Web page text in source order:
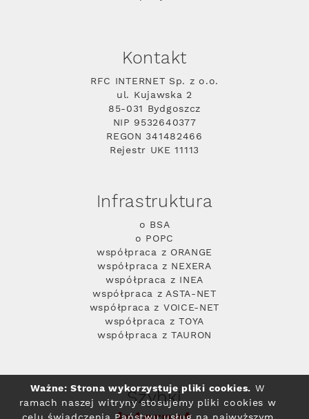
Kontakt
RFC INTERNET Sp. z o.o.
ul. Kujawska 2
85-031 Bydgoszcz
NIP 9532640377
REGON 341482466
Rejestr UKE 11113
Infrastruktura
o BSA
o POPC
współpraca z ORANGE
współpraca z NEXERA
współpraca z INEA
współpraca z ASTA-NET
współpraca z VOICE-NET
współpraca z TOYA
współpraca z TAURON
Szybki
Ważne: Strona wykorzystuje pliki cookies. W
ramach naszej witryny stosujemy pliki cookies w